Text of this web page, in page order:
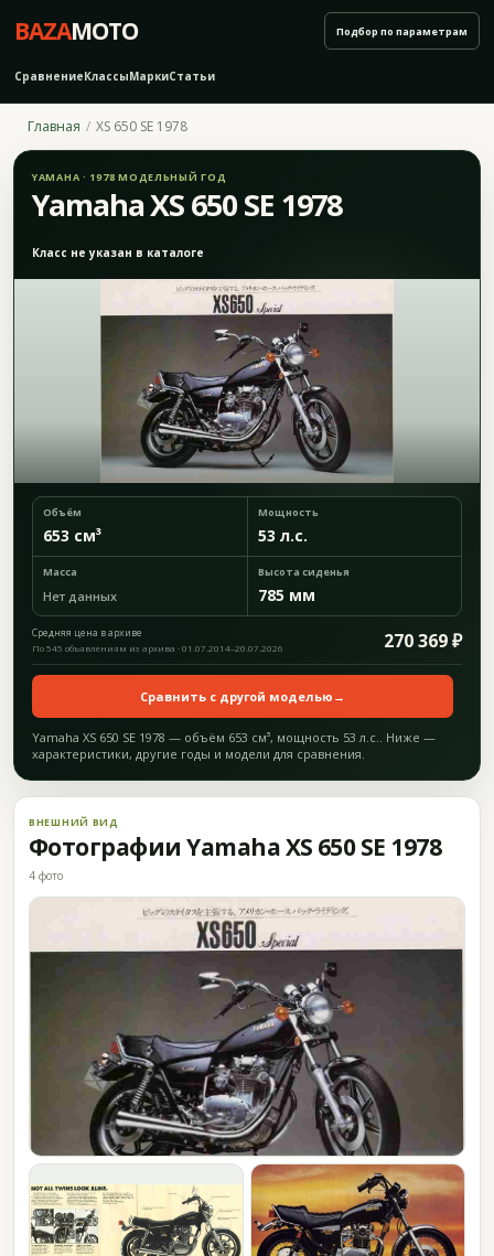
BAZAMOTO
СравнениеКлассыМаркиСтатьи
Подбор по параметрам
Главная XS 650 SE 1978
YAMAHA · 1978 МОДЕЛЬНЫЙ ГОД
Yamaha XS 650 SE 1978
Класс не указан в каталоге
Объём
653 см³
Мощность
53 л.с.
Масса
Нет данных
Высота сиденья
785 мм
Средняя цена в архиве 270 369 ₽
По 545 объявлениям из архива · 01.07.2014–20.07.2026
Сравнить с другой моделью →
Yamaha XS 650 SE 1978 — объём 653 см³, мощность 53 л.с.. Ниже —
характеристики, другие годы и модели для сравнения.
ВНЕШНИЙ ВИД
Фотографии Yamaha XS 650 SE 1978
4 фото